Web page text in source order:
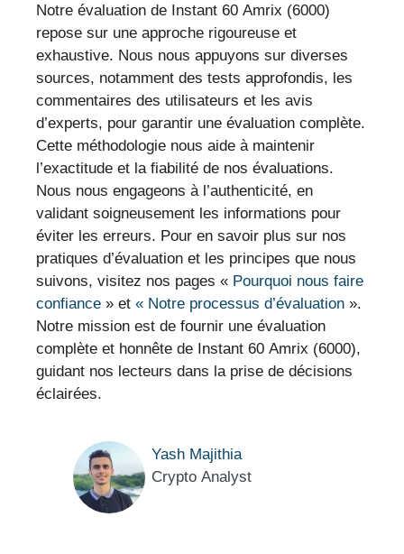
Notre évaluation de Instant 60 Amrix (6000)
repose sur une approche rigoureuse et
exhaustive. Nous nous appuyons sur diverses
sources, notamment des tests approfondis, les
commentaires des utilisateurs et les avis
d’experts, pour garantir une évaluation complète.
Cette méthodologie nous aide à maintenir
l’exactitude et la fiabilité de nos évaluations.
Nous nous engageons à l’authenticité, en
validant soigneusement les informations pour
éviter les erreurs. Pour en savoir plus sur nos
pratiques d’évaluation et les principes que nous
suivons, visitez nos pages « Pourquoi nous faire
confiance » et « Notre processus d’évaluation ».
Notre mission est de fournir une évaluation
complète et honnête de Instant 60 Amrix (6000),
guidant nos lecteurs dans la prise de décisions
éclairées.
Yash Majithia
Crypto Analyst